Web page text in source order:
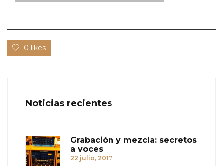
0 likes
Noticias recientes
Grabación y mezcla: secretos
a voces
22 julio, 2017